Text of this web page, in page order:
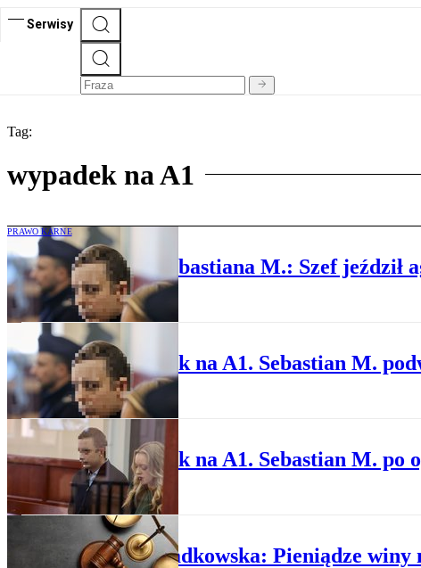
Serwisy
Tag:
wypadek na A1
PRAWO KARNE
Były pracownik Sebastiana M.: Szef jeździł
PRAWO KARNE
Wypadek na A1. Sebastian M.
Wypadek na A1. Sebastian M. po
RZECZ O PRAWIE
Ewa Szadkowska: Pieniądze winy